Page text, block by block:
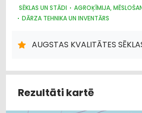
SĒKLAS UN STĀDI
AGROĶĪMIJA,
DĀRZA TEHNIKA UN INVENTĀRS
AUGSTAS KVALITĀTES
Rezultāti kartē